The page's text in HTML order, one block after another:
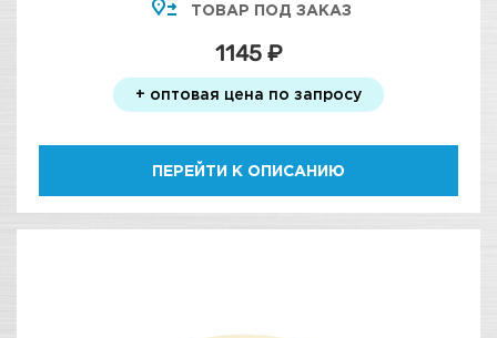
ТОВАР ПОД ЗАКАЗ
1145 ₽
+ оптовая цена по запросу
ПЕРЕЙТИ К ОПИСАНИЮ